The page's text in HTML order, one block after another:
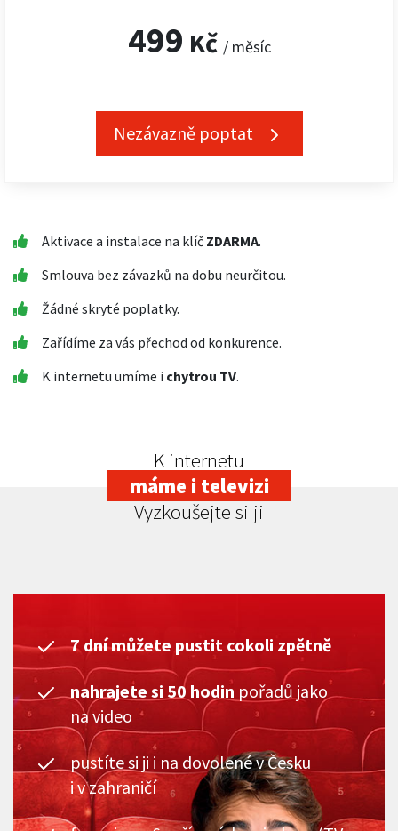
499 Kč / měsíc
Nezávazně poptat
Aktivace a instalace na klíč ZDARMA.
Smlouva bez závazků na dobu neurčitou.
Žádné skryté poplatky.
Zařídíme za vás přechod od konkurence.
K internetu umíme i chytrou TV.
K internetu
máme i televizi
Vyzkoušejte si ji
7 dní můžete pustit cokoli zpětně
nahrajete si 50 hodin pořadů jako
na video
pustíte si ji i na dovolené v Česku
i v zahraničí